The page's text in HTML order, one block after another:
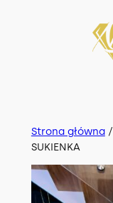
Strona główna/
SUKIENKA